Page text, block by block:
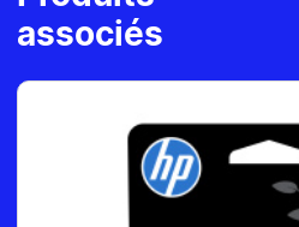
associés